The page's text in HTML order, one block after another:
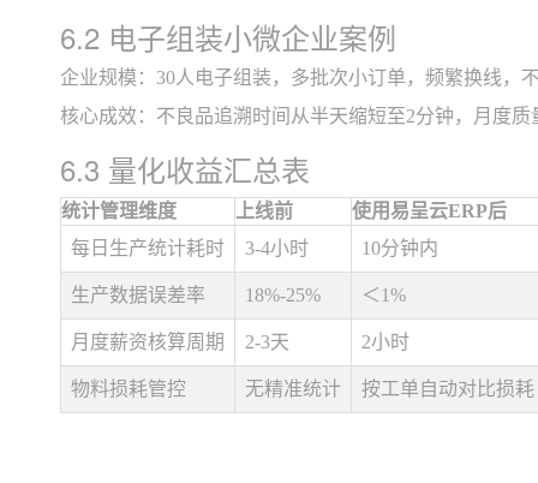
6.2 电子组装小微企业案例
企业规模：30人电子组装，多批次小订单，频繁换线，
核心成效：不良品追溯时间从半天缩短至2分钟，月度
6.3 量化收益汇总表
统计管理维度 上线前
使用易呈云ERP后
每日生产统计耗时
3-4小时 10分钟内
生产数据误差率 18%-25% ＜1%
月度薪资核算周期 2-3天 2小时
物料损耗管控 无精准统计 按工单自动对比损耗